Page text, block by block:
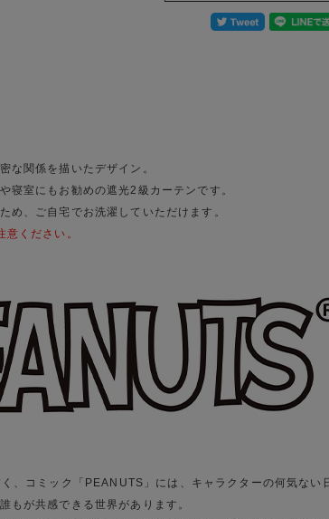
な関係を描いたデザイン。
寝室にもお勧めの遮光2級カーテンです。
め、ご自宅でお洗濯していただけます。
ください。
、コミック「PEANUTS」には、キャラクターの何気ない
もが共感できる世界があります。